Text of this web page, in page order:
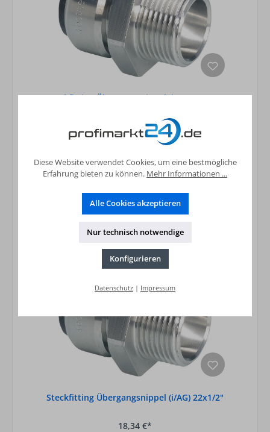
Steckfitting Übergangsnippel (i/AG) 18x3/4"
16,56 €*
Preise inkl. MwSt. zzgl. Versandkosten
In den Warenkorb
Steckfitting Übergangsnippel (i/AG) 22x1/2"
18,34 €*
Diese Website verwendet Cookies, um eine bestmögliche
Erfahrung bieten zu können. Mehr Informationen ...
Alle Cookies akzeptieren
Nur technisch notwendige
Konfigurieren
Datenschutz | Impressum